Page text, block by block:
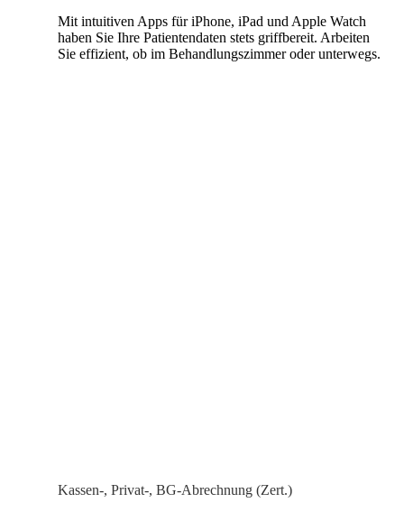
Mit intuitiven Apps für iPhone, iPad und Apple Watch
haben Sie Ihre Patientendaten stets griffbereit. Arbeiten
Sie effizient, ob im Behandlungszimmer oder unterwegs.
Kassen-, Privat-, BG-Abrechnung (Zert.)